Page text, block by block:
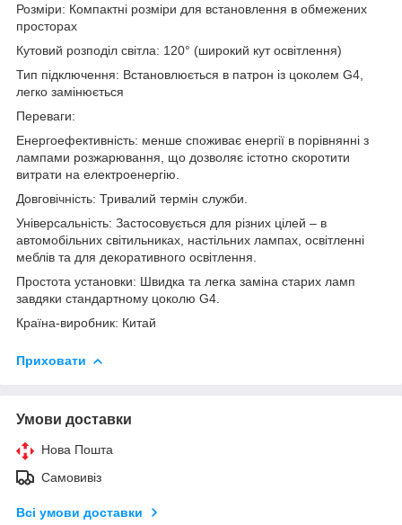
Розміри: Компактні розміри для встановлення в обмежених
просторах
Кутовий розподіл світла: 120° (широкий кут освітлення)
Тип підключення: Встановлюється в патрон із цоколем G4,
легко замінюється
Переваги:
Енергоефективність: менше споживає енергії в порівнянні з
лампами розжарювання, що дозволяє істотно скоротити
витрати на електроенергію.
Довговічність: Тривалий термін служби.
Універсальність: Застосовується для різних цілей – в
автомобільних світильниках, настільних лампах, освітленні
меблів та для декоративного освітлення.
Простота установки: Швидка та легка заміна старих ламп
завдяки стандартному цоколю G4.
Країна-виробник: Китай
Приховати
Умови доставки
Нова Пошта
Самовивіз
Всі умови доставки